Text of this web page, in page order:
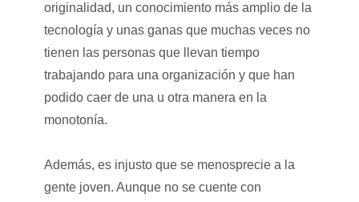
originalidad, un conocimiento más amplio de la
tecnología y unas ganas que muchas veces no
tienen las personas que llevan tiempo
trabajando para una organización y que han
podido caer de una u otra manera en la
monotonía.
Además, es injusto que se menosprecie a la
gente joven. Aunque no se cuente con